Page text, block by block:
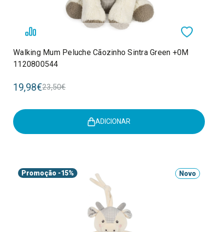
Walking Mum Peluche Cãozinho Sintra Green +0M
1120800544
19,98€23,50€
ADICIONAR
Promoção -15% Novo